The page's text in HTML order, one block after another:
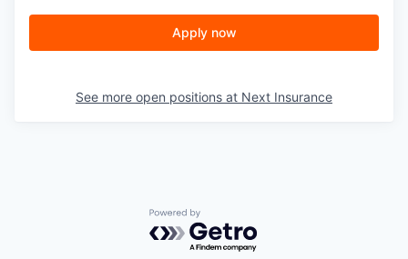
Apply now
See more open positions at Next Insurance
Powered by Getro.com